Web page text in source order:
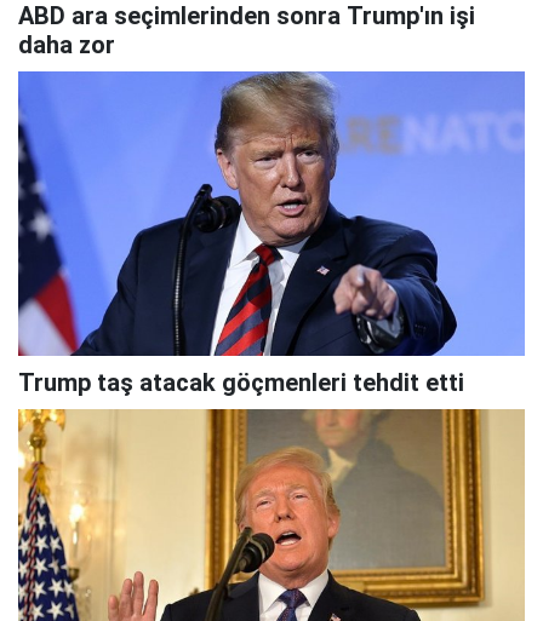
ABD ara seçimlerinden sonra Trump'ın işi
daha zor
Trump taş atacak göçmenleri tehdit etti